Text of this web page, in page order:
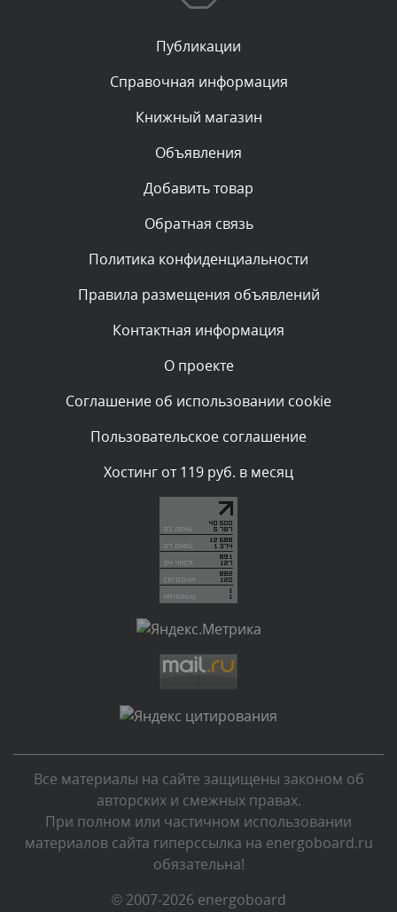
Комментарий проверяется
Текст комментария будет виден после проверки
администратором.
Комментарий проверяется
администратором.
Комментарий проверяется
администратором.
Комментарий проверяется
администратором.
Комментарий проверяется
Текст комментария будет виден после проверки
Комментарий проверяется
Текст комментария будет виден после проверки
администратором.
Текст комментария будет виден после проверки
администратором.
Комментарий проверяется
Текст комментария будет виден после проверки
администратором.
Вчера, в 04:43
Комментарий проверяется
Публикации
Справочная информация
Книжный магазин
Объявления
Добавить товар
Обратная связь
Политика конфиденциальности
Правила размещения объявлений
Контактная информация
О проекте
Соглашение об использовании cookie
Пользовательское соглашение
Хостинг от 119 руб. в месяц
Все материалы на сайте защищены законом об
авторских и смежных правах.
При полном или частичном использовании
материалов сайта гиперссылка на energoboard.ru
обязательна!
© 2007-2026 energoboard